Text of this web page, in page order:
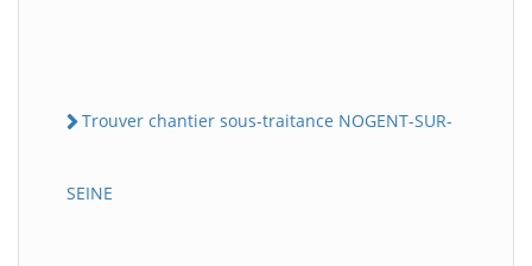
Trouver chantier sous-traitance NOGENT-SUR-
SEINE